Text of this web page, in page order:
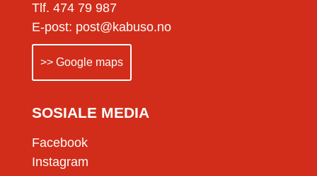
Tlf. 474 79 987
E-post: post@kabuso.no
>> Google maps
SOSIALE MEDIA
Facebook
Instagram